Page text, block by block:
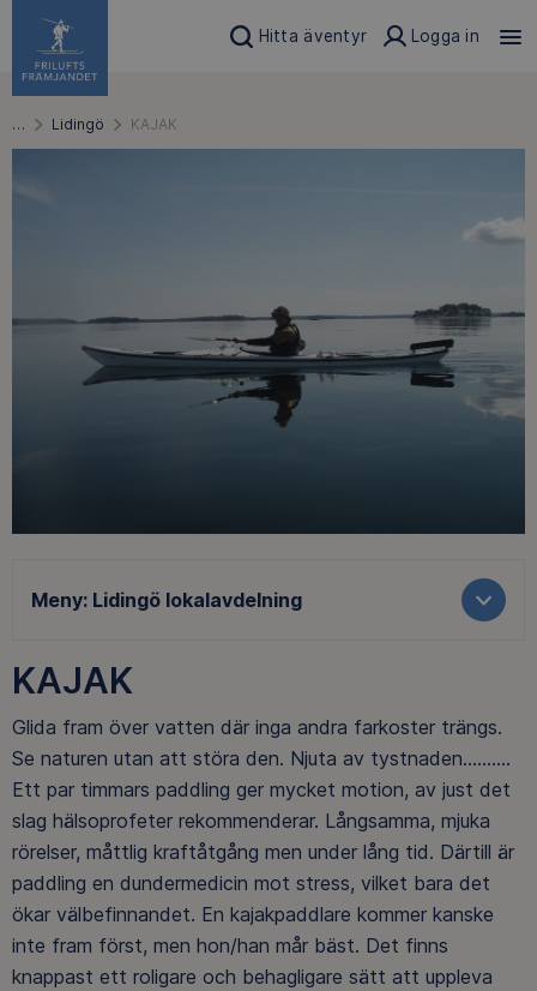
Hitta äventyr Logga in
… Lidingö KAJAK
Meny: Lidingö lokalavdelning
KAJAK
Glida fram över vatten där inga andra farkoster trängs.
Se naturen utan att störa den. Njuta av tystnaden..........
Ett par timmars paddling ger mycket motion, av just det
slag hälsoprofeter rekommenderar. Långsamma, mjuka
rörelser, måttlig kraftåtgång men under lång tid. Därtill är
paddling en dundermedicin mot stress, vilket bara det
ökar välbefinnandet. En kajakpaddlare kommer kanske
inte fram först, men hon/han mår bäst. Det finns
knappast ett roligare och behagligare sätt att uppleva